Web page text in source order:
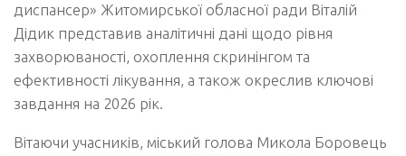
диспансер» Житомирської обласної ради Віталій
Дідик представив аналітичні дані щодо рівня
захворюваності, охоплення скринінгом та
ефективності лікування, а також окреслив ключові
завдання на 2026 рік.
Вітаючи учасників, міський голова Микола Боровець